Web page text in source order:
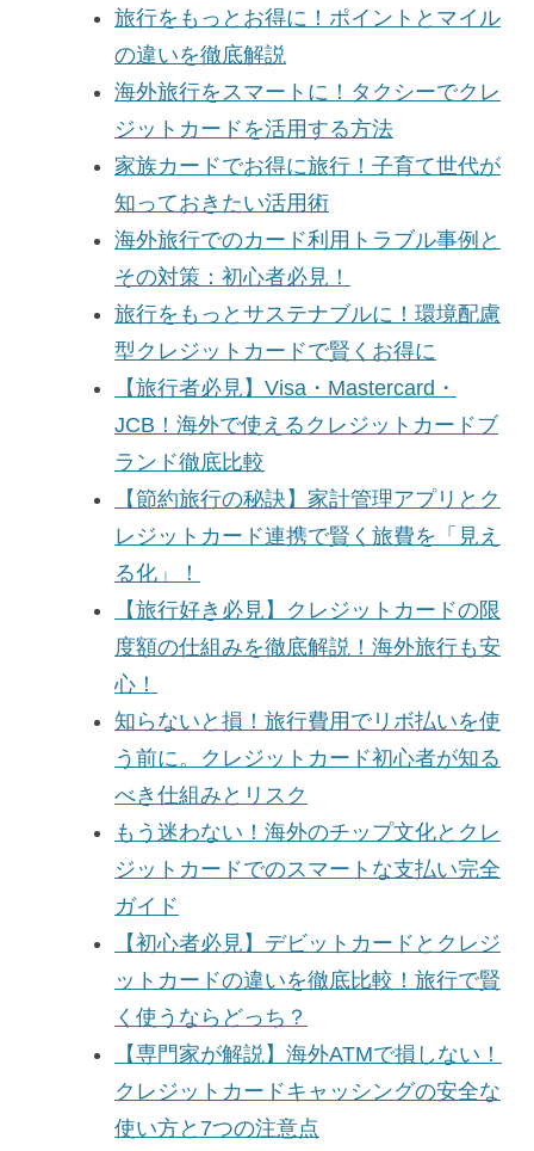
旅行をもっとお得に！ポイントとマイル
の違いを徹底解説
海外旅行をスマートに！タクシーでクレ
ジットカードを活用する方法
家族カードでお得に旅行！子育て世代が
知っておきたい活用術
海外旅行でのカード利用トラブル事例と
その対策：初心者必見！
旅行をもっとサステナブルに！環境配慮
型クレジットカードで賢くお得に
【旅行者必見】Visa・Mastercard・
JCB！海外で使えるクレジットカードブ
ランド徹底比較
【節約旅行の秘訣】家計管理アプリとク
レジットカード連携で賢く旅費を「見え
る化」！
【旅行好き必見】クレジットカードの限
度額の仕組みを徹底解説！海外旅行も安
心！
知らないと損！旅行費用でリボ払いを使
う前に。クレジットカード初心者が知る
べき仕組みとリスク
もう迷わない！海外のチップ文化とクレ
ジットカードでのスマートな支払い完全
ガイド
【初心者必見】デビットカードとクレジ
ットカードの違いを徹底比較！旅行で賢
く使うならどっち？
【専門家が解説】海外ATMで損しない！
クレジットカードキャッシングの安全な
使い方と7つの注意点